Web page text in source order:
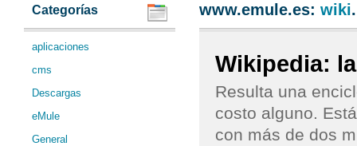
Categorías
aplicaciones
cms
Descargas
eMule
General
www.emule.es: wiki.
Wikipedia:
Resulta una
costo alguno.
con más de dos